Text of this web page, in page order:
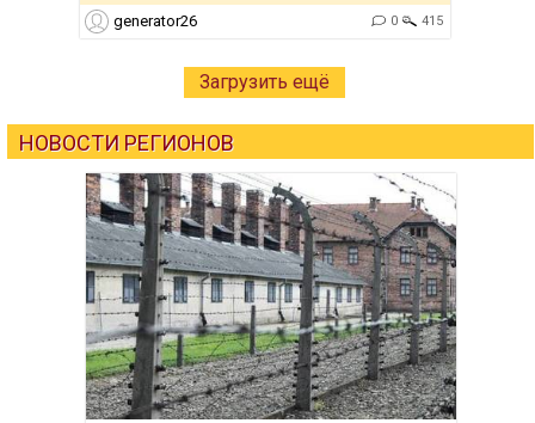
generator26 0 415
Загрузить ещё
НОВОСТИ РЕГИОНОВ